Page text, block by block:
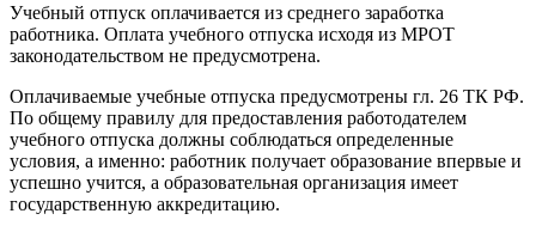
Учебный отпуск оплачивается из среднего заработка
работника. Оплата учебного отпуска исходя из МРОТ
законодательством не предусмотрена.
Оплачиваемые учебные отпуска предусмотрены гл. 26 ТК РФ.
По общему правилу для предоставления работодателем
учебного отпуска должны соблюдаться определенные
условия, а именно: работник получает образование впервые и
успешно учится, а образовательная организация имеет
государственную аккредитацию.